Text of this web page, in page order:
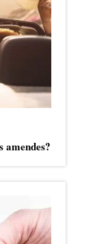
amendes?